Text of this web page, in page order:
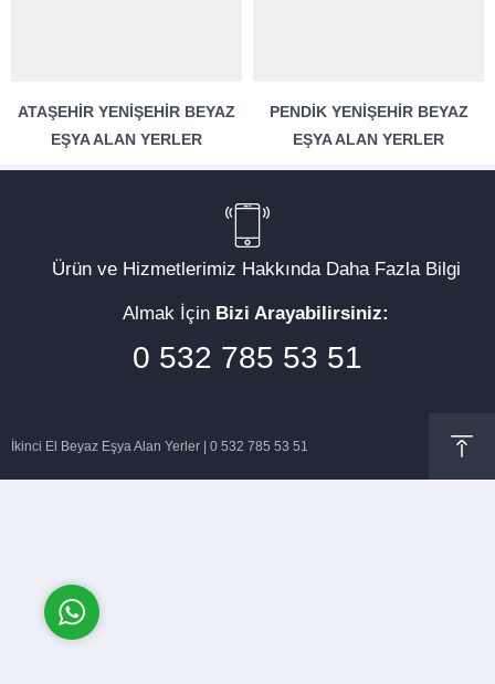
ATAŞEHIR YENIŞEHIR BEYAZ
EŞYA ALAN YERLER
PENDIK YENIŞEHIR BEYAZ
EŞYA ALAN YERLER
Ürün ve Hizmetlerimiz Hakkında Daha Fazla Bilgi
Almak İçin Bizi Arayabilirsiniz:
0 532 785 53 51
İkinci El Beyaz Eşya Alan Yerler | 0 532 785 53 51